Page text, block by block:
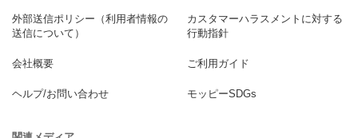
外部送信ポリシー（利用者情報の
送信について）
カスタマーハラスメントに対する
行動指針
会社概要 ご利用ガイド
ヘルプ/お問い合わせ モッピーSDGs